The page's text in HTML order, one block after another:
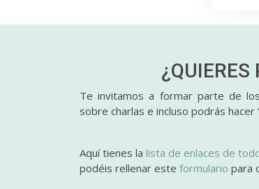
¿QUIERES
Te invitamos a formar parte de
sobre charlas e incluso podrás hacer
Aquí tienes lalista de enlaces de
podéis rellenar este formulario para